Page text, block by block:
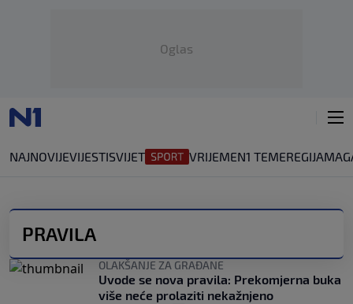
Oglas
NAJNOVIJEVIJESTISVIJET VRIJEMEN1 TEMEREGIJA
PRAVILA
OLAKŠANJE ZA GRAĐANE
Uvode se nova pravila: Prekomjerna buka
više neće prolaziti nekažnjeno